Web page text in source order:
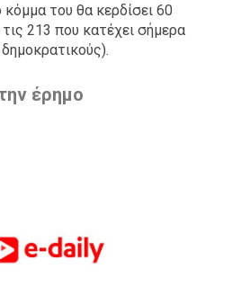
κόμμα του θα κερδίσει 60
213 που κατέχει σήμερα
έρημο